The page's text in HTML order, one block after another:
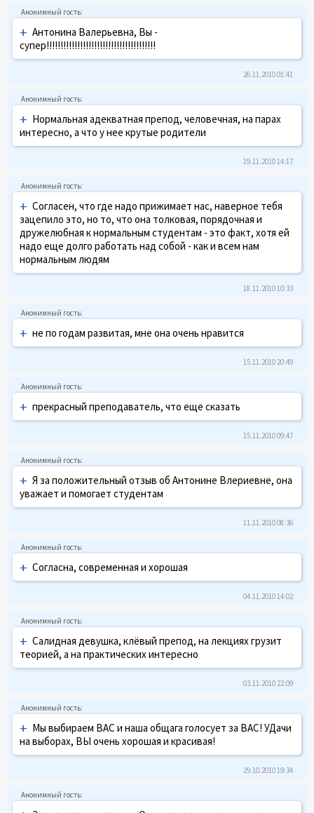
+ Антонина Валерьевна, Вы -
супер!!!!!!!!!!!!!!!!!!!!!!!!!!!!!!!!!!!!!!!
26.11.2010 01:41
+ Нормальная адекватная препод, человечная, на парах
интересно, а что у нее крутые родители
19.11.2010 14:17
+ Согласен, что где надо прижимает нас, наверное тебя
зацепило это, но то, что она толковая, порядочная и
дружелюбная к нормальным студентам - это факт, хотя ей
надо еще долго работать над собой - как и всем нам
нормальным людям
18.11.2010 10:33
+ не по годам развитая, мне она очень нравится
15.11.2010 20:49
+ прекрасный преподаватель, что еще сказать
15.11.2010 09:47
+ Я за положительный отзыв об Антонине Влериевне, она
уважает и помогает студентам
11.11.2010 08:36
+ Согласна, современная и хорошая
04.11.2010 14:02
+ Салидная девушка, клёвый препод, на лекциях грузит
теорией, а на практических интересно
03.11.2010 22:09
+ Мы выбираем ВАС и наша общага голосует за ВАС! УДачи
на выборах, ВЫ очень хорошая и красивая!
29.10.2010 19:34